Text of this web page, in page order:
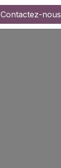
Contactez-nous